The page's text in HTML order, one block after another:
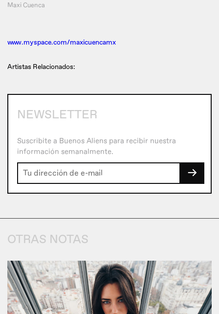
Maxi Cuenca
www.myspace.com/maxicuencamx
Artistas Relacionados:
NEWSLETTER
Suscribite a Buenos Aliens para recibir nuestra
información semanalmente.
→
OTRAS NOTAS